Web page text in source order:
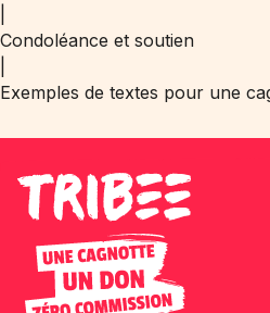
Condoléance et soutien
Exemples de textes pour une